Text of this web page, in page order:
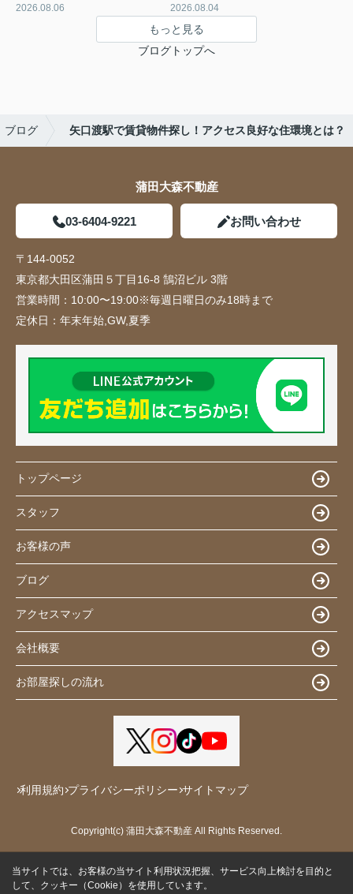
2026.08.06 2026.08.04
もっと見る
ブログトップへ
ブログ 矢口渡駅で賃貸物件探し！アクセス良好な住環境とは？
蒲田大森不動産
03-6404-9221 お問い合わせ
〒144-0052
東京都大田区蒲田５丁目16-8 鵠沼ビル 3階
営業時間： 10:00〜19:00※毎週日曜日のみ18時まで
定休日： 年末年始,GW,夏季
トップページ
スタッフ
お客様の声
ブログ
アクセスマップ
会社概要
お部屋探しの流れ
利用規約 プライバシーポリシー サイトマップ
Copyright(c) 蒲田大森不動産 All Rights Reserved.
当サイトでは、お客様の当サイト利用状況把握、サービス向上検討を目的と
して、クッキー（Cookie）を使用しています。